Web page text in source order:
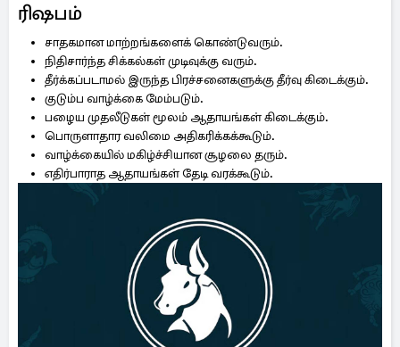
ரிஷபம்
சாதகமான மாற்றங்களைக் கொண்டுவரும்.
நிதிசார்ந்த சிக்கல்கள் முடிவுக்கு வரும்.
தீர்க்கப்படாமல் இருந்த பிரச்சனைகளுக்கு தீர்வு கிடைக்கும்.
குடும்ப வாழ்க்கை மேம்படும்.
பழைய முதலீடுகள் மூலம் ஆதாயங்கள் கிடைக்கும்.
பொருளாதார வலிமை அதிகரிக்கக்கூடும்.
வாழ்க்கையில் மகிழ்ச்சியான சூழலை தரும்.
எதிர்பாராத ஆதாயங்கள் தேடி வரக்கூடும்.